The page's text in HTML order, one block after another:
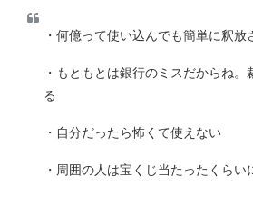
・何億って使い込んでも簡単に釈放
・もともとは銀行のミスだからね
る
・自分だったら怖くて使えない
・周囲の人は宝くじ当たったくらい